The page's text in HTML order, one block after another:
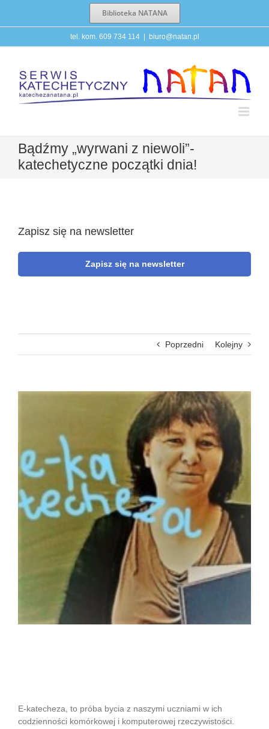
Biblioteka NATANA
tel. kom. 609 734 114 biuro@natan.pl
Bądźmy „wyrwani z niewoli”-
katechetyczne początki dnia!
Poprzedni Kolejny
E-katecheza, to próba bycia z naszymi uczniami w ich
codzienności komórkowej i komputerowej rzeczywistości.
Zapisz się na newsletter
Zapisz się na newsletter